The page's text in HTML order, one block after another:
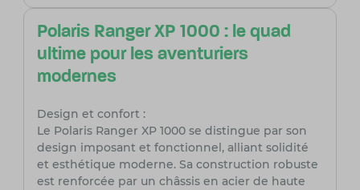
Polaris Ranger XP 1000 : le quad
ultime pour les aventuriers
modernes
Design et confort :
Le Polaris Ranger XP 1000 se distingue par son
design imposant et fonctionnel, alliant solidité
et esthétique moderne. Sa construction robuste
est renforcée par un châssis en acier de haute